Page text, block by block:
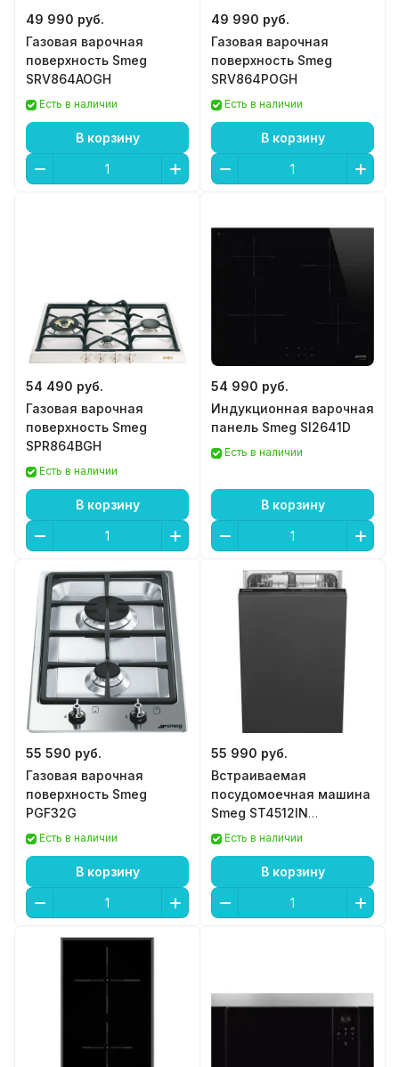
49 990 руб.
Газовая варочная
поверхность Smeg
SRV864AOGH
Есть в наличии
В корзину
49 990 руб.
Газовая варочная
поверхность Smeg
SRV864POGH
Есть в наличии
В корзину
54 490 руб.
Газовая варочная
поверхность Smeg
SPR864BGH
Есть в наличии
В корзину
54 990 руб.
Индукционная варочная
панель Smeg SI2641D
Есть в наличии
В корзину
55 590 руб.
Газовая варочная
поверхность Smeg
PGF32G
Есть в наличии
В корзину
55 990 руб.
Встраиваемая
посудомоечная машина
Smeg ST4512IN
Автооткрывание Dry
Есть в наличии
В корзину